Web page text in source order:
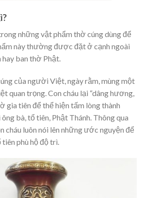
những vật phẩm thờ cúng dùng để
này thường được đặt ở cạnh ngoài
ban thờ Phật.
của người Việt, ngày rằm, mùng một
quan trọng. Con cháu lại “dâng hương,
gia tiên để thể hiện tấm lòng thành
bà, tổ tiên, Phật Thánh. Thông qua
cháu luôn nói lên những ước nguyện để
phù hộ độ trì.